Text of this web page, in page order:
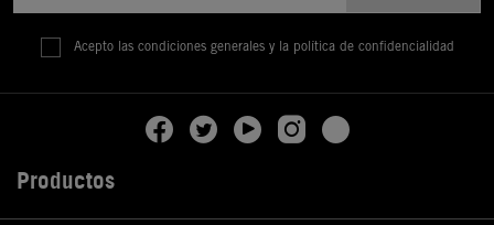
Acepto las condiciones generales y la política de confidencialidad
Productos